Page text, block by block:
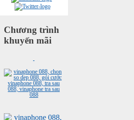
Chương trình
khuyến mãi